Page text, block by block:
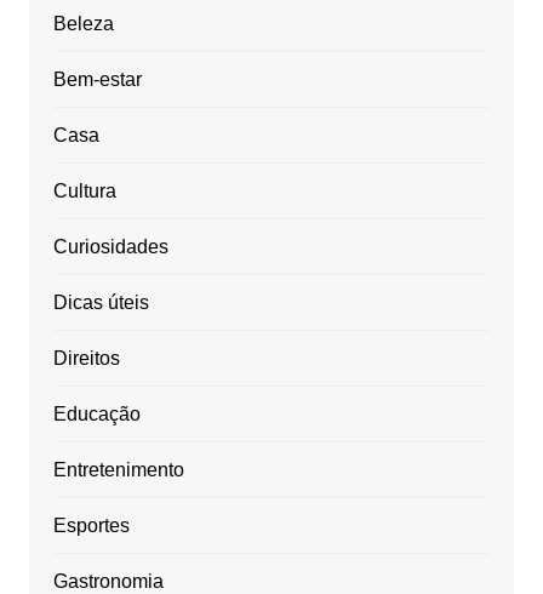
Beleza
Bem-estar
Casa
Cultura
Curiosidades
Dicas úteis
Direitos
Educação
Entretenimento
Esportes
Gastronomia